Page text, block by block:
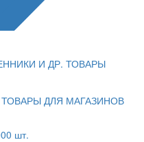
ДЛЯ МАГАЗИНОВ
шт.